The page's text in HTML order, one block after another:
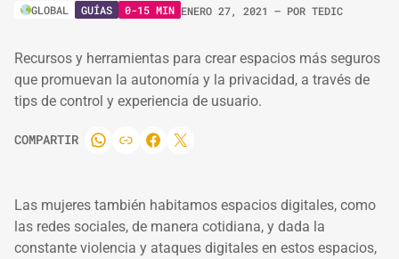
GLOBAL GUÍAS 0-15 MIN ENERO 27, 2021 – POR TEDIC
Recursos y herramientas para crear espacios más seguros
que promuevan la autonomía y la privacidad, a través de
tips de control y experiencia de usuario.
COMPARTIR
Las mujeres también habitamos espacios digitales, como
las redes sociales, de manera cotidiana, y dada la
constante violencia y ataques digitales en estos espacios,